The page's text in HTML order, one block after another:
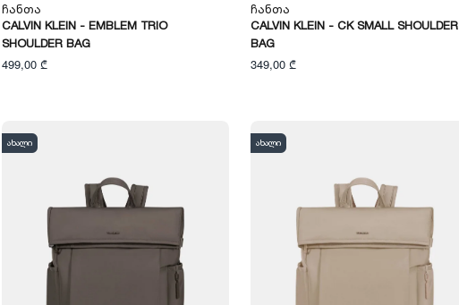
Ჩანთა
CALVIN KLEIN - EMBLEM TRIO
SHOULDER BAG
499,00 ₾
Ჩანთა
CALVIN KLEIN - CK SMALL SHOULDER
BAG
349,00 ₾
ახალი ახალი